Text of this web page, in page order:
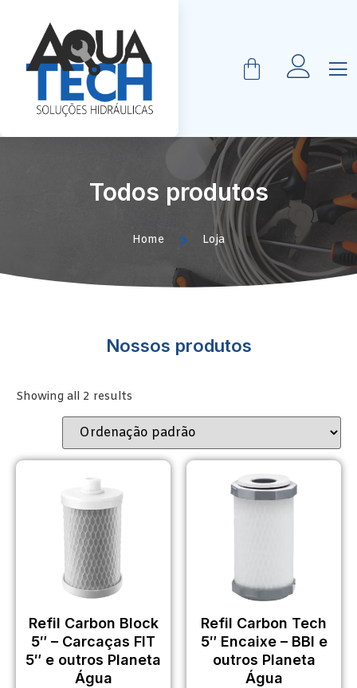
Todos produtos
Home Loja
Nossos produtos
Showing all 2 results
Refil Carbon Block
5″ – Carcaças FIT
5″ e outros Planeta
Água
Refil Carbon Tech
5″ Encaixe – BBI e
outros Planeta
Água